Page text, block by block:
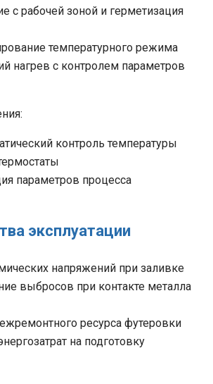
с рабочей зоной и герметизация
температурного режима
нагрев с контролем параметров
контроль температуры
параметров процесса
эксплуатации
напряжений при заливке
выбросов при контакте металла
ресурса футеровки
на подготовку